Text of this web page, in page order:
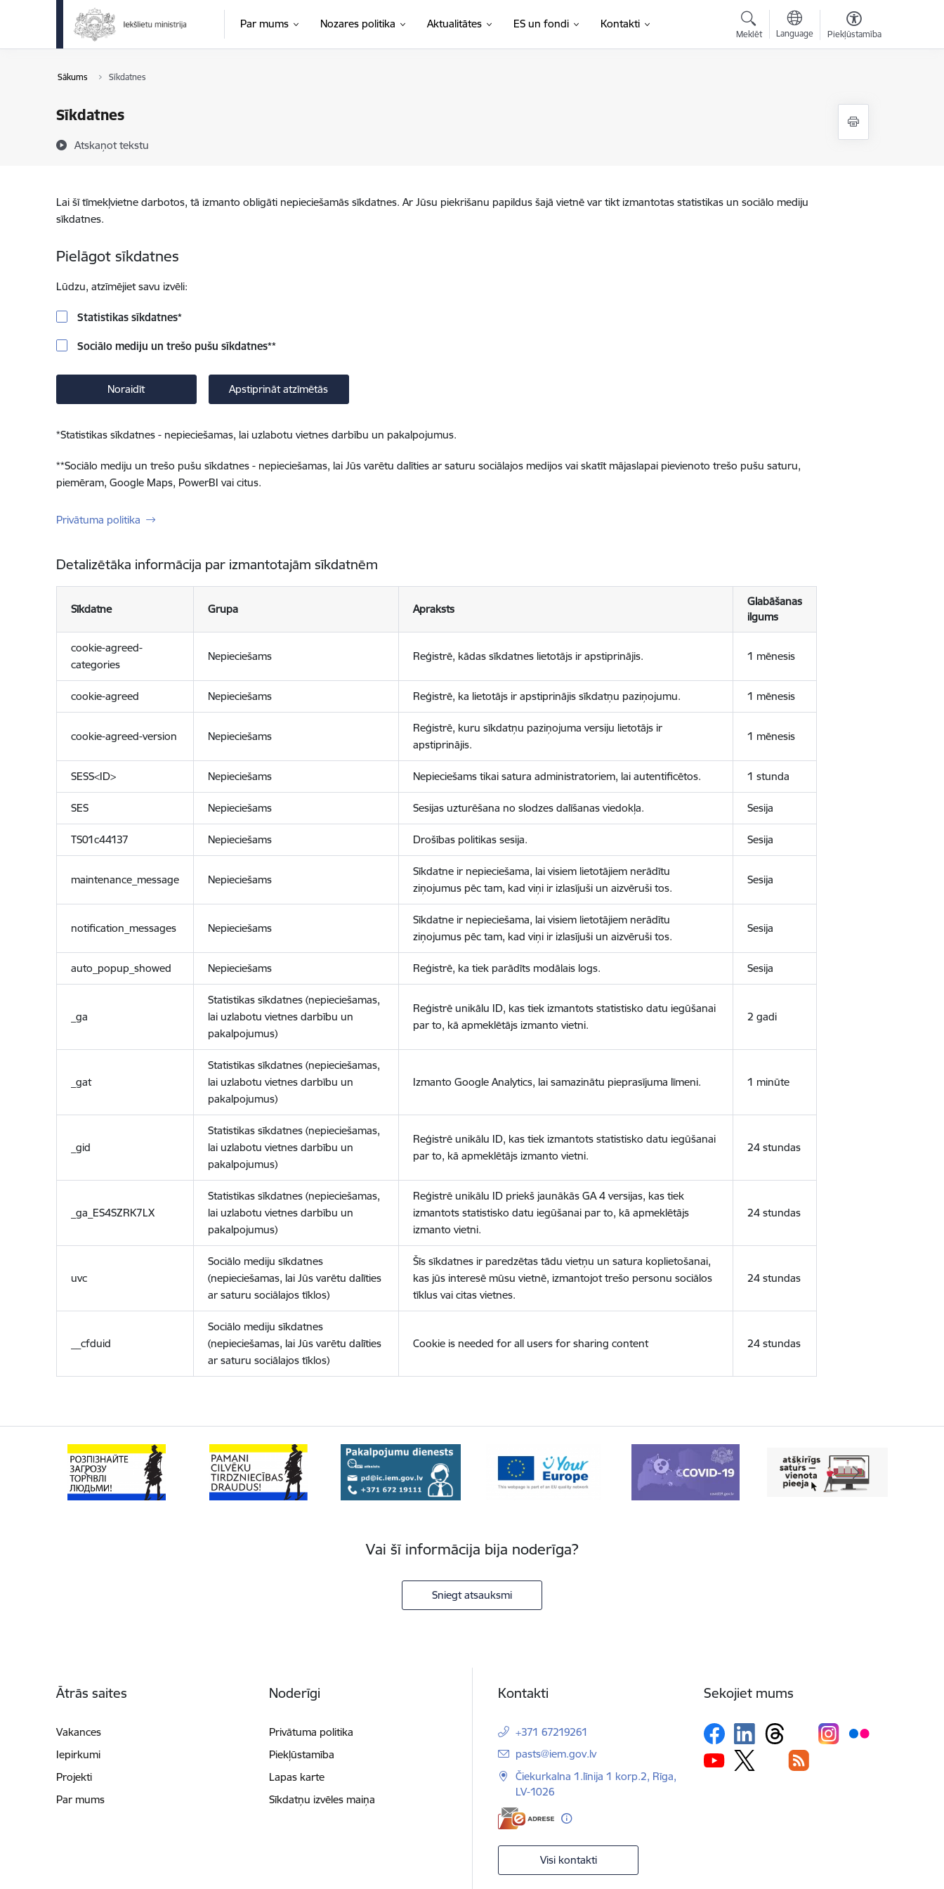
Pāriet uz lapas saturu
Par mums Nozares politika Aktualitātes ES un fondi Kontakti
Meklēt Language Piekļūstamība
Sākums Sīkdatnes
Sīkdatnes
Atskaņot tekstu
Lai šī tīmekļvietne darbotos, tā izmanto obligāti nepieciešamās sīkdatnes. Ar Jūsu piekrišanu papildus šajā vietnē var tikt izmantotas statistikas un sociālo mediju
sīkdatnes.
Pielāgot sīkdatnes
Lūdzu, atzīmējiet savu izvēli:
Statistikas sīkdatnes*
Sociālo mediju un trešo pušu sīkdatnes**
Noraidīt Apstiprināt atzīmētās
*Statistikas sīkdatnes - nepieciešamas, lai uzlabotu vietnes darbību un pakalpojumus.
**Sociālo mediju un trešo pušu sīkdatnes - nepieciešamas, lai Jūs varētu dalīties ar saturu sociālajos medijos vai skatīt mājaslapai pievienoto trešo pušu saturu,
piemēram, Google Maps, PowerBI vai citus.
Privātuma politika
Detalizētāka informācija par izmantotajām sīkdatnēm
Sīkdatne Grupa Apraksts
Glabāšanas
ilgums
cookie-agreed-
categories
Nepieciešams Reģistrē, kādas sīkdatnes lietotājs ir apstiprinājis. 1 mēnesis
cookie-agreed Nepieciešams Reģistrē, ka lietotājs ir apstiprinājis sīkdatņu paziņojumu. 1 mēnesis
cookie-agreed-version Nepieciešams
Reģistrē, kuru sīkdatņu paziņojuma versiju lietotājs ir
apstiprinājis.
1 mēnesis
SESS<ID> Nepieciešams Nepieciešams tikai satura administratoriem, lai autentificētos. 1 stunda
SES Nepieciešams Sesijas uzturēšana no slodzes dalīšanas viedokļa. Sesija
TS01c44137 Nepieciešams Drošības politikas sesija. Sesija
maintenance_message Nepieciešams
Sīkdatne ir nepieciešama, lai visiem lietotājiem nerādītu
ziņojumus pēc tam, kad viņi ir izlasījuši un aizvēruši tos.
Sesija
notification_messages Nepieciešams
Sīkdatne ir nepieciešama, lai visiem lietotājiem nerādītu
ziņojumus pēc tam, kad viņi ir izlasījuši un aizvēruši tos.
Sesija
auto_popup_showed Nepieciešams Reģistrē, ka tiek parādīts modālais logs. Sesija
_ga
Statistikas sīkdatnes (nepieciešamas,
lai uzlabotu vietnes darbību un
pakalpojumus)
Reģistrē unikālu ID, kas tiek izmantots statistisko datu iegūšanai
par to, kā apmeklētājs izmanto vietni.
2 gadi
_gat
Statistikas sīkdatnes (nepieciešamas,
lai uzlabotu vietnes darbību un
pakalpojumus)
Izmanto Google Analytics, lai samazinātu pieprasījuma līmeni. 1 minūte
_gid
Statistikas sīkdatnes (nepieciešamas,
lai uzlabotu vietnes darbību un
pakalpojumus)
Reģistrē unikālu ID, kas tiek izmantots statistisko datu iegūšanai
par to, kā apmeklētājs izmanto vietni.
24 stundas
_ga_ES4SZRK7LX
Statistikas sīkdatnes (nepieciešamas,
lai uzlabotu vietnes darbību un
pakalpojumus)
Reģistrē unikālu ID priekš jaunākās GA 4 versijas, kas tiek
izmantots statistisko datu iegūšanai par to, kā apmeklētājs
izmanto vietni.
24 stundas
uvc
Sociālo mediju sīkdatnes
(nepieciešamas, lai Jūs varētu dalīties
ar saturu sociālajos tīklos)
Šīs sīkdatnes ir paredzētas tādu vietņu un satura koplietošanai,
kas jūs interesē mūsu vietnē, izmantojot trešo personu sociālos
tīklus vai citas vietnes.
24 stundas
__cfduid
Sociālo mediju sīkdatnes
(nepieciešamas, lai Jūs varētu dalīties
ar saturu sociālajos tīklos)
Cookie is needed for all users for sharing content 24 stundas
Vai šī informācija bija noderīga?
Sniegt atsauksmi
Ātrās saites
Vakances
Iepirkumi
Projekti
Par mums
Noderīgi
Privātuma politika
Piekļūstamība
Lapas karte
Sīkdatņu izvēles maiņa
Kontakti
+371 67219261
E-pasts:
pasts@iem.gov.lv
Čiekurkalna 1.līnija 1 korp.2, Rīga,
LV-1026
Visi kontakti
Sekojiet mums